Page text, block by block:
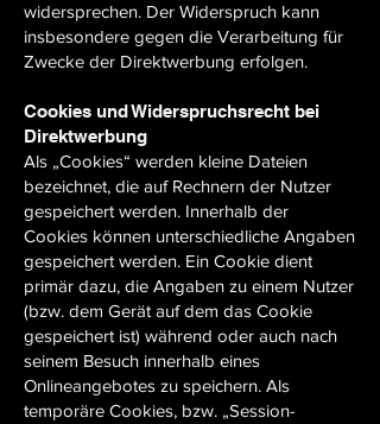
widersprechen. Der Widerspruch kann
insbesondere gegen die Verarbeitung für
Zwecke der Direktwerbung erfolgen.
Cookies und Widerspruchsrecht bei
Direktwerbung
Als „Cookies“ werden kleine Dateien
bezeichnet, die auf Rechnern der Nutzer
gespeichert werden. Innerhalb der
Cookies können unterschiedliche Angaben
gespeichert werden. Ein Cookie dient
primär dazu, die Angaben zu einem Nutzer
(bzw. dem Gerät auf dem das Cookie
gespeichert ist) während oder auch nach
seinem Besuch innerhalb eines
Onlineangebotes zu speichern. Als
temporäre Cookies, bzw. „Session-